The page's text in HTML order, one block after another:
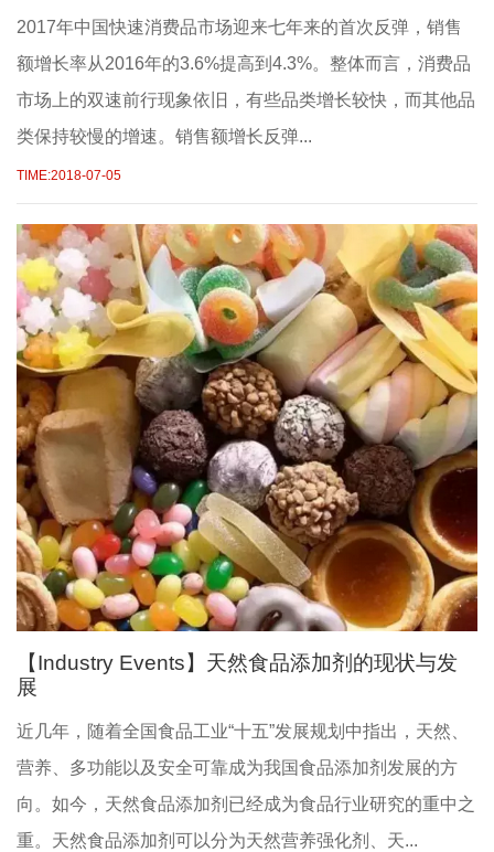
2017年中国快速消费品市场迎来七年来的首次反弹，销售
额增长率从2016年的3.6%提高到4.3%。整体而言，消费品
市场上的双速前行现象依旧，有些品类增长较快，而其他品
类保持较慢的增速。销售额增长反弹...
TIME:2018-07-05
【Industry Events】天然食品添加剂的现状与发
展
近几年，随着全国食品工业“十五”发展规划中指出，天然、
营养、多功能以及安全可靠成为我国食品添加剂发展的方
向。如今，天然食品添加剂已经成为食品行业研究的重中之
重。天然食品添加剂可以分为天然营养强化剂、天...